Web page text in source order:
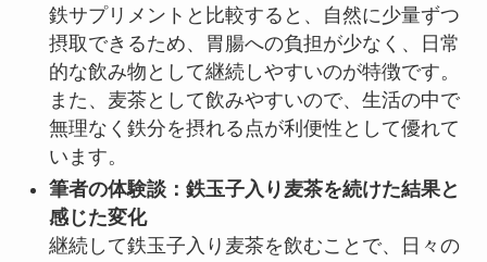
鉄サプリメントと比較すると、自然に少量ずつ
摂取できるため、胃腸への負担が少なく、日常
的な飲み物として継続しやすいのが特徴です。
また、麦茶として飲みやすいので、生活の中で
無理なく鉄分を摂れる点が利便性として優れて
います。
筆者の体験談：鉄玉子入り麦茶を続けた結果と
感じた変化
継続して鉄玉子入り麦茶を飲むことで、日々の